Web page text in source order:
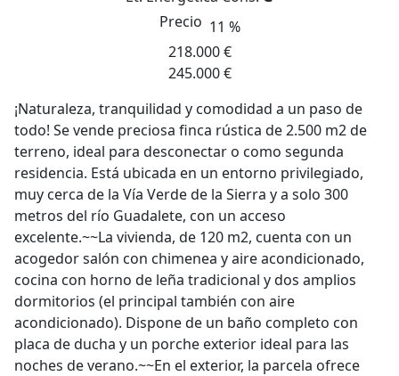
Precio 11 %
218.000 €
245.000 €
¡Naturaleza, tranquilidad y comodidad a un paso de
todo! Se vende preciosa finca rústica de 2.500 m2 de
terreno, ideal para desconectar o como segunda
residencia. Está ubicada en un entorno privilegiado,
muy cerca de la Vía Verde de la Sierra y a solo 300
metros del río Guadalete, con un acceso
excelente.~~La vivienda, de 120 m2, cuenta con un
acogedor salón con chimenea y aire acondicionado,
cocina con horno de leña tradicional y dos amplios
dormitorios (el principal también con aire
acondicionado). Dispone de un baño completo con
placa de ducha y un porche exterior ideal para las
noches de verano.~~En el exterior, la parcela ofrece